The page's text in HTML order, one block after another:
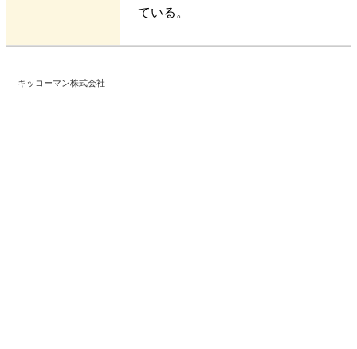
ている。
キッコーマン株式会社